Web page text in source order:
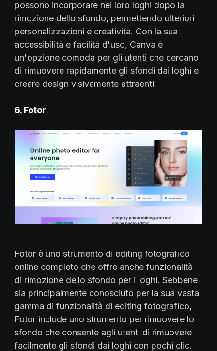
possono incorporare nei loro loghi dopo la
rimozione dello sfondo, permettendo ulteriori
personalizzazioni e creatività. Con la sua
accessibilità e facilità d'uso, Canva è
un'opzione comoda per gli utenti che cercano
di rimuovere rapidamente gli sfondi dai loghi e
creare design visivamente attraenti.
6. Fotor
Fotor è uno strumento di editing fotografico
online completo che offre anche funzionalità
di rimozione dello sfondo per i loghi. Sebbene
sia principalmente conosciuto per la sua vasta
gamma di funzionalità di editing fotografico,
Fotor include uno strumento per rimuovere lo
sfondo che consente agli utenti di rimuovere
facilmente gli sfondi dai loghi con pochi clic.